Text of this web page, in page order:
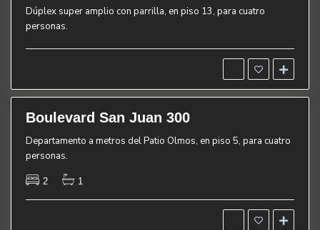
Dúplex super amplio con parrilla, en piso 13, para cuatro
personas.
r
i
o
e
Boulevard San Juan 300
Departamento a metros del Patio Olmos, en piso 5, para cuatro
personas.
2 1
u
v
C
ó
r